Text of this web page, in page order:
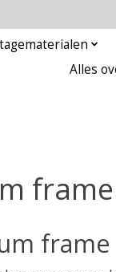
Alles